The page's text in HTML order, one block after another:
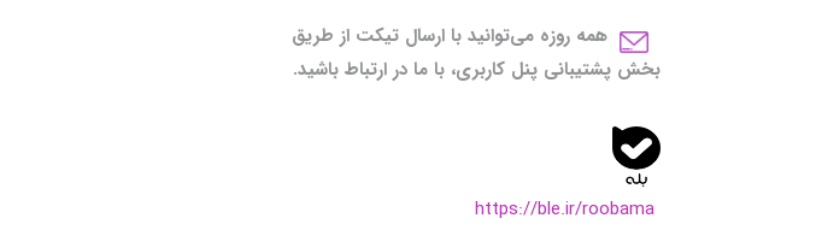
همه روزه می‌توانید با ارسال تیکت از طریق
بخش پشتیبانی پنل کاربری، با ما در ارتباط باشید.
https://ble.ir/roobama